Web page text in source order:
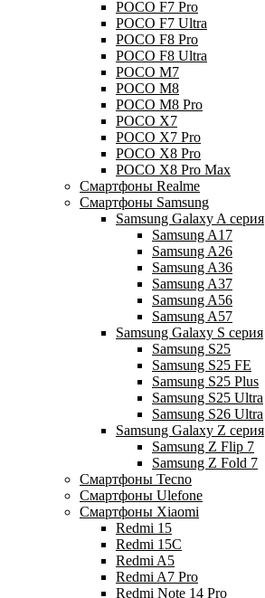
POCO F7 Pro
POCO F7 Ultra
POCO F8 Pro
POCO F8 Ultra
POCO M7
POCO M8
POCO M8 Pro
POCO X7
POCO X7 Pro
POCO X8 Pro
POCO X8 Pro Max
Смартфоны Realme
Смартфоны Samsung
Samsung Galaxy A серия
Samsung A17
Samsung A26
Samsung A36
Samsung A37
Samsung A56
Samsung A57
Samsung Galaxy S серия
Samsung S25
Samsung S25 FE
Samsung S25 Plus
Samsung S25 Ultra
Samsung S26 Ultra
Samsung Galaxy Z серия
Samsung Z Flip 7
Samsung Z Fold 7
Смартфоны Tecno
Смартфоны Ulefone
Смартфоны Xiaomi
Redmi 15
Redmi 15C
Redmi A5
Redmi A7 Pro
Redmi Note 14 Pro